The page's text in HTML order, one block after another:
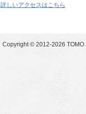
詳しいアクセスはこちら
Copyright © 2012-2026 TOMO